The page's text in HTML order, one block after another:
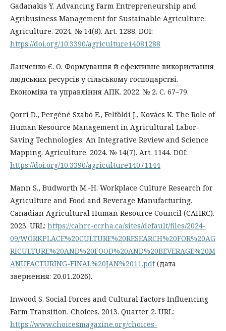
Gadanakis Y. Advancing Farm Entrepreneurship and
Agribusiness Management for Sustainable Agriculture.
Agriculture. 2024. № 14(8). Art. 1288. DOI:
https://doi.org/10.3390/agriculture14081288
Ланченко Є. О. Формування й ефективне використання
людських ресурсів у сільському господарстві.
Економіка та управління АПК. 2022. № 2. С. 67–79.
Qorri D., Pergéné Szabó E., Felföldi J., Kovács K. The Role of
Human Resource Management in Agricultural Labor-
Saving Technologies: An Integrative Review and Science
Mapping. Agriculture. 2024. № 14(7). Art. 1144. DOI:
https://doi.org/10.3390/agriculture14071144
Mann S., Budworth M.-H. Workplace Culture Research for
Agriculture and Food and Beverage Manufacturing.
Canadian Agricultural Human Resource Council (CAHRC).
2023. URL: https://cahrc-ccrha.ca/sites/default/files/2024-
09/WORKPLACE%20CULTURE%20RESEARCH%20FOR%20AG
RICULTURE%20AND%20FOOD%20AND%20BEVERAGE%20M
ANUFACTURING-FINAL%20JAN%2011.pdf(дата
звернення: 20.01.2026).
Inwood S. Social Forces and Cultural Factors Influencing
Farm Transition. Choices. 2013. Quarter 2. URL:
https://www.choicesmagazine.org/choices-